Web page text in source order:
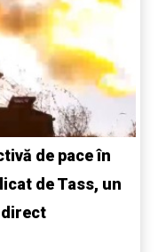
de pace în
de Tass, un